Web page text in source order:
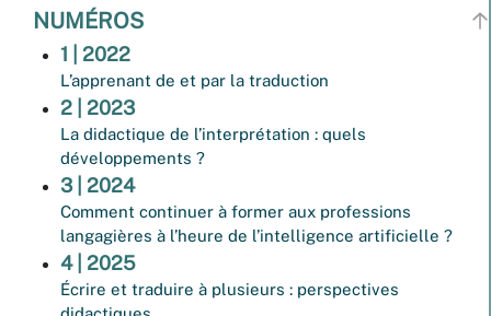
NUMÉROS
1 | 2022
L’apprenant de et par la traduction
2 | 2023
La didactique de l’interprétation : quels
développements ?
3| 2024
Comment continuer à former aux professions
langagières à l’heure de l’intelligence artificielle ?
4| 2025
Écrire et traduire à plusieurs : perspectives